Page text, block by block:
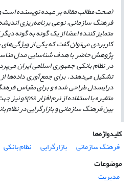
(صحت مطالب مقاله بر عهده نویسنده
فرهنگ سازمانی، نوعی برنامه‌ریزی
متمایز کننده اعضا از یک گونه به گونه
کاربردی می‌توان گفت که یکی از
پژوهش حاضر با هدف شناسایی مدل مناسب
تشکیل می‌دهند. برای جمع‌آوری داده‌ها
درایسدل طراحی شده‌ و برای مقیاس
متغیره با استفاده از نرم افزارspssو نیز
بین فرهنگ سازمانی و بازارگرایی در نظام
کلیدواژه‌ها
فرهنگ سازمانی
بازارگرایی نظام بانکی
موضوعات
مدیریت